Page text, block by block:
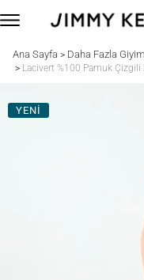
Ana Sayfa > Daha Fazla Giyim
> Lacivert %100 Pamuk
YENİ